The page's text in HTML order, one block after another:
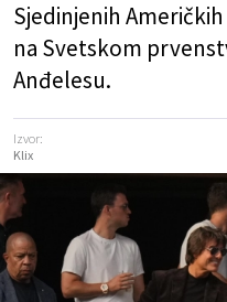
Sjedinjenih
na Svetskom
Anđelesu.
Izvor:
Klix